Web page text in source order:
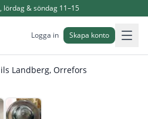
lördag & söndag 11–15
Logga in Skapa konto
Landberg, Orrefors